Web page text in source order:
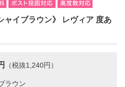
ャイブラウン》 レヴィア 度あ
（税抜1,240円）